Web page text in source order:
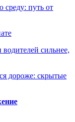
среду: путь от
сильнее,
дороже: скрытые